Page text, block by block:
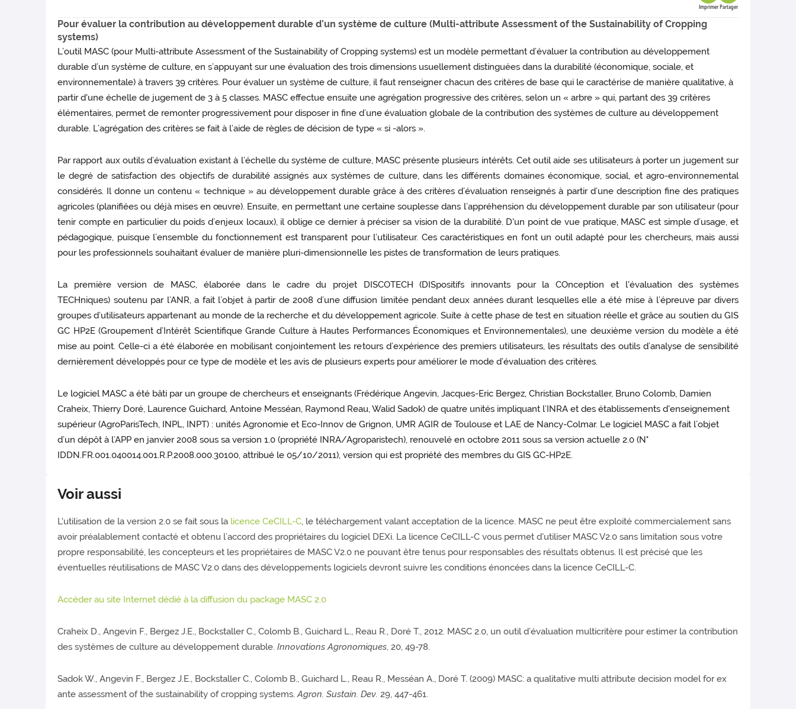
Imprimer Partager
Pour évaluer la contribution au développement durable d’un système de culture (Multi-attribute Assessment of the Sustainability of Cropping
systems)
L’outil MASC (pour Multi-attribute Assessment of the Sustainability of Cropping systems) est un modèle permettant d’évaluer la contribution au développement
durable d’un système de culture, en s’appuyant sur une évaluation des trois dimensions usuellement distinguées dans la durabilité (économique, sociale, et
environnementale) à travers 39 critères. Pour évaluer un système de culture, il faut renseigner chacun des critères de base qui le caractérise de manière qualitative, à
partir d'une échelle de jugement de 3 à 5 classes. MASC effectue ensuite une agrégation progressive des critères, selon un « arbre » qui, partant des 39 critères
élémentaires, permet de remonter progressivement pour disposer in fine d’une évaluation globale de la contribution des systèmes de culture au développement
durable. L’agrégation des critères se fait à l’aide de règles de décision de type « si -alors ».
Par rapport aux outils d’évaluation existant à l’échelle du système de culture, MASC présente plusieurs intérêts. Cet outil aide ses utilisateurs à porter un jugement sur
le degré de satisfaction des objectifs de durabilité assignés aux systèmes de culture, dans les différents domaines économique, social, et agro-environnemental
considérés. Il donne un contenu « technique » au développement durable grâce à des critères d’évaluation renseignés à partir d’une description fine des pratiques
agricoles (planifiées ou déjà mises en œuvre). Ensuite, en permettant une certaine souplesse dans l’appréhension du développement durable par son utilisateur (pour
tenir compte en particulier du poids d’enjeux locaux), il oblige ce dernier à préciser sa vision de la durabilité. D'un point de vue pratique, MASC est simple d’usage, et
pédagogique, puisque l’ensemble du fonctionnement est transparent pour l’utilisateur. Ces caractéristiques en font un outil adapté pour les chercheurs, mais aussi
pour les professionnels souhaitant évaluer de manière pluri-dimensionnelle les pistes de transformation de leurs pratiques.
La première version de MASC, élaborée dans le cadre du projet DISCOTECH (DISpositifs innovants pour la COnception et l'évaluation des systèmes
TECHniques) soutenu par l’ANR, a fait l’objet à partir de 2008 d’une diffusion limitée pendant deux années durant lesquelles elle a été mise à l’épreuve par divers
groupes d’utilisateurs appartenant au monde de la recherche et du développement agricole. Suite à cette phase de test en situation réelle et grâce au soutien du GIS
GC HP2E (Groupement d’Intérêt Scientifique Grande Culture à Hautes Performances Économiques et Environnementales), une deuxième version du modèle a été
mise au point. Celle-ci a été élaborée en mobilisant conjointement les retours d’expérience des premiers utilisateurs, les résultats des outils d’analyse de sensibilité
dernièrement développés pour ce type de modèle et les avis de plusieurs experts pour améliorer le mode d’évaluation des critères.
Le logiciel MASC a été bâti par un groupe de chercheurs et enseignants (Frédérique Angevin, Jacques-Eric Bergez, Christian Bockstaller, Bruno Colomb, Damien
Craheix, Thierry Doré, Laurence Guichard, Antoine Messéan, Raymond Reau, Walid Sadok) de quatre unités impliquant l’INRA et des établissements d'enseignement
supérieur (AgroParisTech, INPL, INPT) : unités Agronomie et Eco-Innov de Grignon, UMR AGIR de Toulouse et LAE de Nancy-Colmar. Le logiciel MASC a fait l’objet
d’un dépôt à l’APP en janvier 2008 sous sa version 1.0 (propriété INRA/Agroparistech), renouvelé en octobre 2011 sous sa version actuelle 2.0 (N°
IDDN.FR.001.040014.001.R.P.2008.000.30100, attribué le 05/10/2011), version qui est propriété des membres du GIS GC-HP2E.
Voir aussi
L'utilisation de la version 2.0 se fait sous la licence CeCILL-C, le téléchargement valant acceptation de la licence. MASC ne peut être exploité commercialement sans
avoir préalablement contacté et obtenu l’accord des propriétaires du logiciel DEXi. La licence CeCILL-C vous permet d'utiliser MASC V2.0 sans limitation sous votre
propre responsabilité, les concepteurs et les propriétaires de MASC V2.0 ne pouvant être tenus pour responsables des résultats obtenus. Il est précisé que les
éventuelles réutilisations de MASC V2.0 dans des développements logiciels devront suivre les conditions énoncées dans la licence CeCILL-C.
Accéder au site Internet dédié à la diffusion du package MASC 2.0
Craheix D., Angevin F., Bergez J.E., Bockstaller C., Colomb B., Guichard L., Reau R., Doré T., 2012. MASC 2.0, un outil d’évaluation multicritère pour estimer la contribution
des systèmes de culture au développement durable.Innovations Agronomiques, 20, 49-78.
Sadok W., Angevin F., Bergez J.E., Bockstaller C., Colomb B., Guichard L., Reau R., Messéan A., Doré T. (2009) MASC: a qualitative multi attribute decision model for ex
ante assessment of the sustainability of cropping systems.Agron. Sustain. Dev. 29, 447-461.